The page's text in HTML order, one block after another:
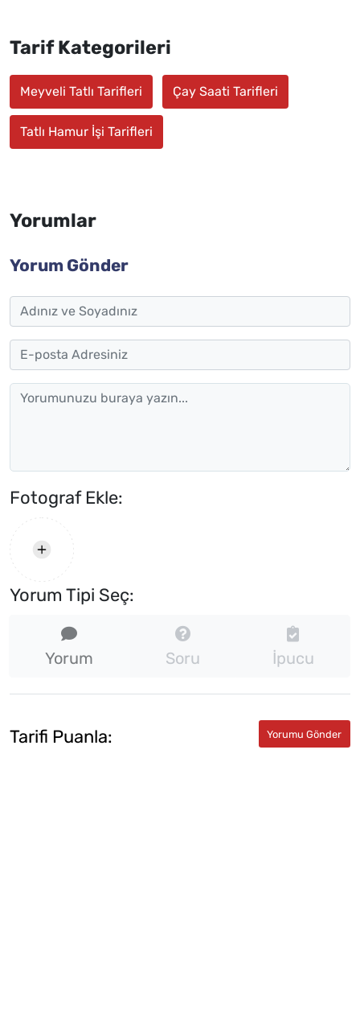
Tarif Kategorileri
Meyveli Tatlı Tarifleri Çay Saati Tarifleri
Tatlı Hamur İşi Tarifleri
Yorumlar
Yorum Gönder
Fotograf Ekle:
Yorum Tipi Seç:
Yorum Soru İpucu
Tarifi Puanla: